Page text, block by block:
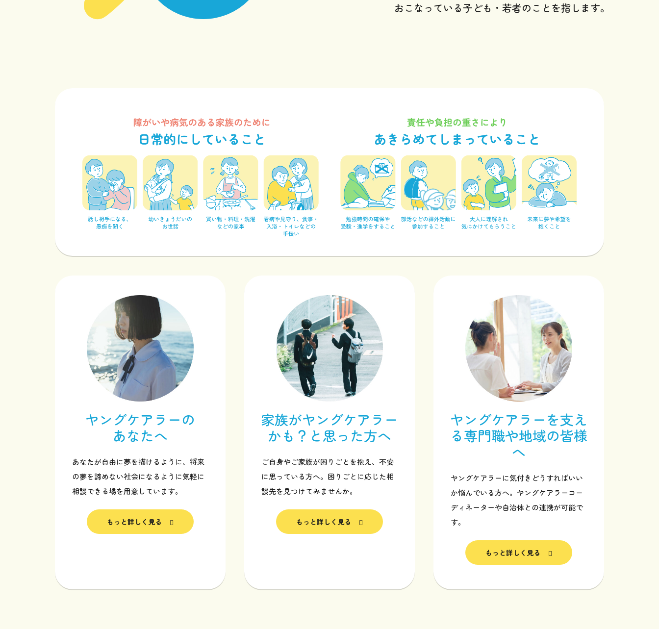
トップページ
ヤングケアラーのあなたへ
ヤングケアラーを支える
ヤングケアラー協会の取り組み
ヤングケアラー協会について
サポーターになる
お問い合わせ
採用情報
おこなっている子ども・若者のことを指します。
ヤングケアラーの
あなたへ
あなたが自由に夢を描けるように、将来
の夢を諦めない社会になるように気軽に
相談できる場を用意しています。
もっと詳しく見る
家族がヤングケアラー
かも？と思った方へ
ご自身やご家族が困りごとを抱え、不安
に思っている方へ。困りごとに応じた相
談先を見つけてみませんか。
もっと詳しく見る
ヤングケアラーを支え
る専門職や地域の皆様
へ
ヤングケアラーに気付きどうすればいい
か悩んでいる方へ。ヤングケアラーコー
ディネーターや自治体との連携が可能で
す。
もっと詳しく見る